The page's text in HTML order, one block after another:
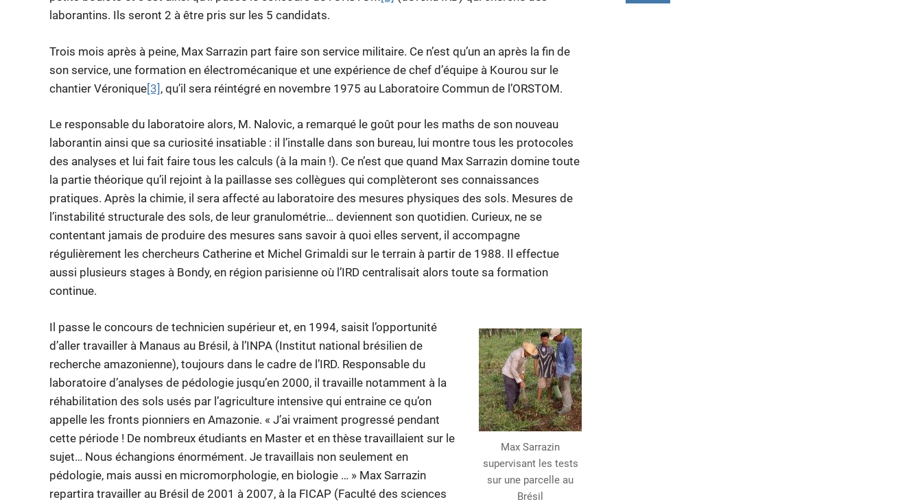
laborantins. Ils seront 2 à être pris sur les 5 candidats.
Trois mois après à peine, Max Sarrazin part faire son service militaire. Ce n’est qu’un an après la fin de
son service, une formation en électromécanique et une expérience de chef d’équipe à Kourou sur le
chantier Véronique[3] , qu’il sera réintégré en novembre 1975 au Laboratoire Commun de l’ORSTOM.
Le responsable du laboratoire alors, M. Nalovic, a remarqué le goût pour les maths de son nouveau
laborantin ainsi que sa curiosité insatiable : il l’installe dans son bureau, lui montre tous les protocoles
des analyses et lui fait faire tous les calculs (à la main !). Ce n’est que quand Max Sarrazin domine toute
la partie théorique qu’il rejoint à la paillasse ses collègues qui complèteront ses connaissances
pratiques. Après la chimie, il sera affecté au laboratoire des mesures physiques des sols. Mesures de
l’instabilité structurale des sols, de leur granulométrie… deviennent son quotidien. Curieux, ne se
contentant jamais de produire des mesures sans savoir à quoi elles servent, il accompagne
régulièrement les chercheurs Catherine et Michel Grimaldi sur le terrain à partir de 1988. Il effectue
aussi plusieurs stages à Bondy, en région parisienne où l’IRD centralisait alors toute sa formation
continue.
Max Sarrazin
supervisant les tests
sur une parcelle au
Brésil
Il passe le concours de technicien supérieur et, en 1994, saisit l’opportunité
d’aller travailler à Manaus au Brésil, à l’INPA (Institut national brésilien de
recherche amazonienne), toujours dans le cadre de l’IRD. Responsable du
laboratoire d’analyses de pédologie jusqu’en 2000, il travaille notamment à la
réhabilitation des sols usés par l’agriculture intensive qui entraine ce qu’on
appelle les fronts pionniers en Amazonie. « J’ai vraiment progressé pendant
cette période ! De nombreux étudiants en Master et en thèse travaillaient sur le
sujet… Nous échangions énormément. Je travaillais non seulement en
pédologie, mais aussi en micromorphologie, en biologie … » Max Sarrazin
repartira travailler au Brésil de 2001 à 2007, à la FICAP (Faculté des sciences